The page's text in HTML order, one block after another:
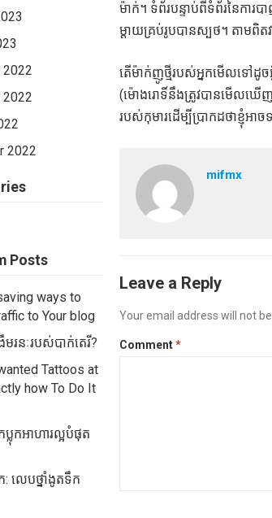
ម៉ាក់។ ទំព័របន្ទាប់ពីទំព័រនៃការ
ម្តាយគ្រប់រូបបានស្បថ។ តាមពិ
តើម៉ាក់ញូថ្មីរបស់អ្នកមើលទៅដូច
(ម៉ោងរោទិ៍នឹងត្រូវបានមើលឃើញ
របស់កុមារដើម្បីប្រាកដថាខ្ញុំអ
mifmx
Leave a Reply
Your email address will not be
Comment*
2022
2022
2022
Posts
ways to
to Your blog
មរនៈរបស់បាក់តេរី?
Tattoos at
how To Do It
ប្លុកអាហារល្អបំផុត
លេបថ្នាំងូតទឹក